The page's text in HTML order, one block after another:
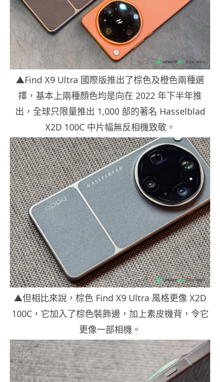
▲Find X9 Ultra 國際版推出了棕色及橙色兩種選
擇，基本上兩種顏色均是向在 2022 年下半年推
出，全球只限量推出 1,000 部的著名 Hasselblad
X2D 100C 中片幅無反相機致敬。
▲但相比來說，棕色 Find X9 Ultra 風格更像 X2D
100C，它加入了棕色裝飾邊，加上素皮機背，令它
更像一部相機。